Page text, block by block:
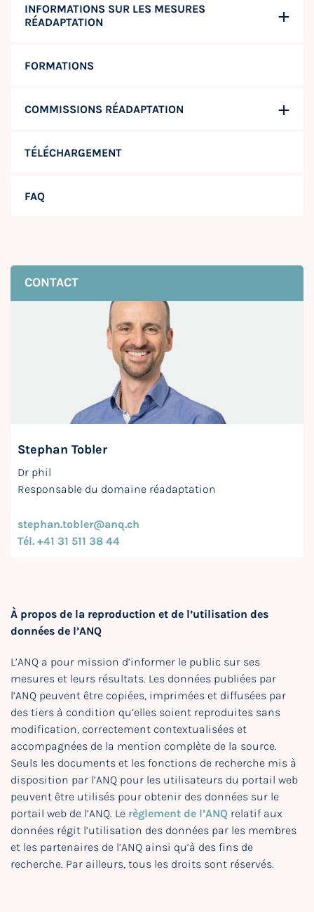
INFORMATIONS SUR LES MESURES
RÉADAPTATION
FORMATIONS
COMMISSIONS RÉADAPTATION
TÉLÉCHARGEMENT
FAQ
CONTACT
Stephan Tobler
Dr phil
Responsable du domaine réadaptation
stephan.tobler@anq.ch
Tél. +41 31 511 38 44
À propos de la reproduction et de l’utilisation des
données de l’ANQ
L’ANQ a pour mission d’informer le public sur ses
mesures et leurs résultats. Les données publiées par
l’ANQ peuvent être copiées, imprimées et diffusées par
des tiers à condition qu’elles soient reproduites sans
modification, correctement contextualisées et
accompagnées de la mention complète de la source.
Seuls les documents et les fonctions de recherche mis à
disposition par l’ANQ pour les utilisateurs du portail web
peuvent être utilisés pour obtenir des données sur le
portail web de l’ANQ. Le règlement de l’ANQ relatif aux
données régit l’utilisation des données par les membres
et les partenaires de l’ANQ ainsi qu’à des fins de
recherche. Par ailleurs, tous les droits sont réservés.